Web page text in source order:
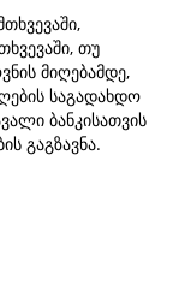
თუ
მიღებამდე,
საგადახდო
ბანკისათვის
გაგზავნა.